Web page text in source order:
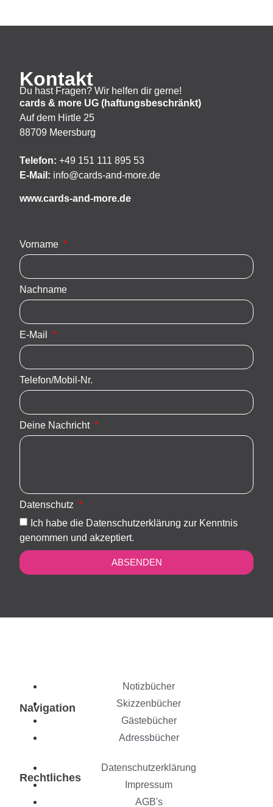
Kontakt
Du hast Fragen? Wir helfen dir gerne!
cards & more UG (haftungsbeschränkt)
Auf dem Hirtle 25
88709 Meersburg
Telefon:+49 151 111 895 53
E-Mail: info@cards-and-more.de
www.cards-and-more.de
Vorname
Nachname
E-Mail
Telefon/Mobil-Nr.
Deine Nachricht
Datenschutz
Ich habe die Datenschutzerklärung zur Kenntnis
genommen und akzeptiert.
ABSENDEN
Navigation
Notizbücher
Skizzenbücher
Gästebücher
Adressbücher
Rechtliches
Datenschutzerklärung
Impressum
AGB's